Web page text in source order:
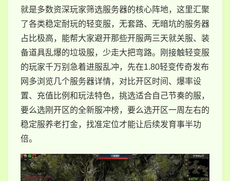
就是多数资深玩家筛选服务器的核心阵地，这里汇聚
了各类稳定耐玩的轻变服，无套路、无暗坑的服务器
占比极高，能帮大家避开那些开服两三天就关服、装
备道具乱爆的垃圾服，少走大把弯路。刚接触轻变服
的玩家千万别急着进服乱冲，先在1.80轻变传奇发布
网多浏览几个服务器详情，对比开区时间、爆率设
置、充值比例和玩法特色，挑选适合自己节奏的服，
要么选刚开区的全新服冲榜，要么选开区一周左右的
稳定服养老打金，找准定位才能让后续发育事半功
倍。